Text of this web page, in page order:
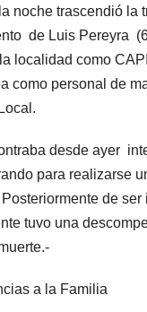
noche trascendió la
de Luis Pereyra
localidad como
como personal de
desde ayer
para realizarse
de ser
tuvo una
a la Familia